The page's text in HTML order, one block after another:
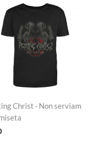
Christ · Non serviam